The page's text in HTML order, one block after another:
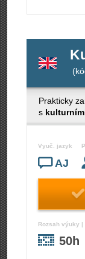
Prakticky
s
Vyuč. jazyk
AJ
Rozsah výuky |
50h